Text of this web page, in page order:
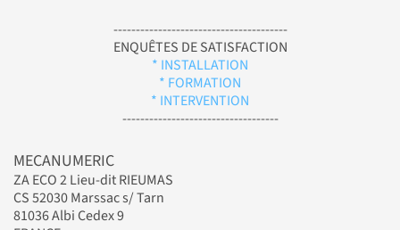
---------------------------------------
ENQUÊTES DE SATISFACTION
* INSTALLATION
* FORMATION
* INTERVENTION
-----------------------------------
MECANUMERIC
ZA ECO 2 Lieu-dit RIEUMAS
CS 52030 Marssac s/ Tarn
81036 Albi Cedex 9